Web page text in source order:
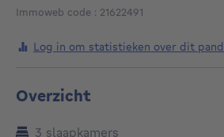
Immoweb code : 21622491
Log in om statistieken over dit
Overzicht
3 slaapkamers